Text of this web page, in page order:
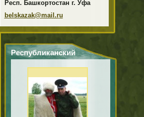
Респ. Башкортостан г. Уфа
belskazak@mail.ru
Республиканский
Кармаскалинском
районе
Республики
Башкортостан